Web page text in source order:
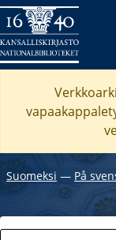
Suomeksi ― På